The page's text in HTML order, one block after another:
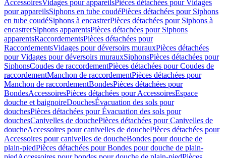
AccessoiresVidages pour appareilsPièces détachées pour Vidages
pour appareilsSiphons en tube coudéPièces détachées pour Siphons
en tube coudéSiphons à encastrerPièces détachées pour Siphons à
encastrerSiphons apparentsPièces détachées pour Siphons
apparentsRaccordementsPièces détachées pour
RaccordementsVidages pour déversoirs murauxPièces détachées
pour Vidages pour déversoirs murauxSiphonsPièces détachées pour
SiphonsCoudes de raccordementPièces détachées pour Coudes de
raccordementManchon de raccordementPièces détachées pour
Manchon de raccordementBondesPièces détachées pour
BondesAccessoiresPièces détachées pour AccessoiresEspace
douche et baignoireDouchesÉvacuation des sols pour
douchesPièces détachées pour Évacuation des sols pour
douchesCanivelles de douchePièces détachées pour Canivelles de
doucheAccessoires pour canivelles de douchePièces détachées pour
Accessoires pour canivelles de doucheBondes pour douche de
plain-piedPièces détachées pour Bondes pour douche de plain-